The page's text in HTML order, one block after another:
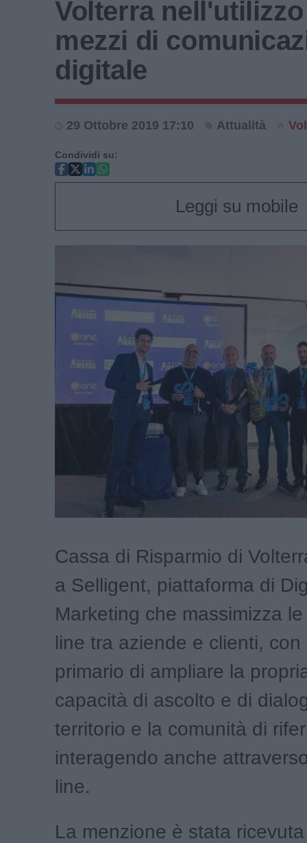
Volterra
mezzi di
digitale
29 Ottobre 2019 17:10 Attualità
Condividi su:
Leggi su mobile
Cassa di Risparmio di
a Selligent, piattaforma di
Marketing che massimizza
line tra aziende e clienti, con
primario di ampliare la
capacità di ascolto e di
territorio e la comunità di
interagendo anche
line.
La menzione è stata